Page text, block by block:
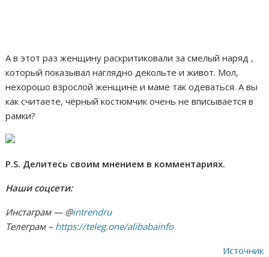
А в этот раз женщину раскритиковали за смелый наряд ,
который показывал наглядно декольте и живот. Мол,
нехорошо взрослой женщине и маме так одеваться. А вы
как считаете, чёрный костюмчик очень не вписывается в
рамки?
P.S. Делитесь своим мнением в комментариях.
Наши соцсети:
Инстаграм — @intrendru
Телеграм – https://teleg.one/alibabainfo
Источник